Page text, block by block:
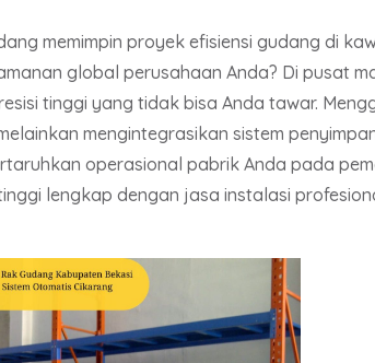
memimpin proyek efisiensi gudang di
global perusahaan Anda? Di pusat
tinggi yang tidak bisa Anda tawar.
mengintegrasikan sistem
operasional pabrik Anda pada
lengkap dengan jasa instalasi